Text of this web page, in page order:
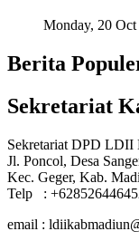
Monday, 20
Berita
Sekretariat
Sekretariat DPD LDII
Jl. Poncol, Desa
Kec. Geger, Kab.
Telp :
email :